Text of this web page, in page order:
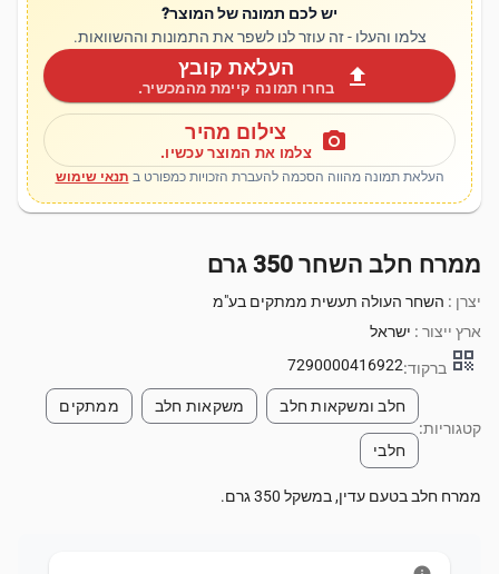
יש לכם תמונה של המוצר?
צלמו והעלו - זה עוזר לנו לשפר את התמונות וההשוואות.
upload העלאת קובץ
בחרו תמונה קיימת מהמכשיר.
photo_camera צילום מהיר
צלמו את המוצר עכשיו.
העלאת תמונה מהווה הסכמה להעברת הזכויות כמפורט ב תנאי שימוש
ממרח חלב השחר 350 גרם
יצרן : השחר העולה תעשית ממתקים בע"מ
ארץ ייצור : ישראל
qr_code ברקוד:7290000416922
קטגוריות:
חלב ומשקאות חלב משקאות חלב ממתקים
חלבי
ממרח חלב בטעם עדין, במשקל 350 גרם.